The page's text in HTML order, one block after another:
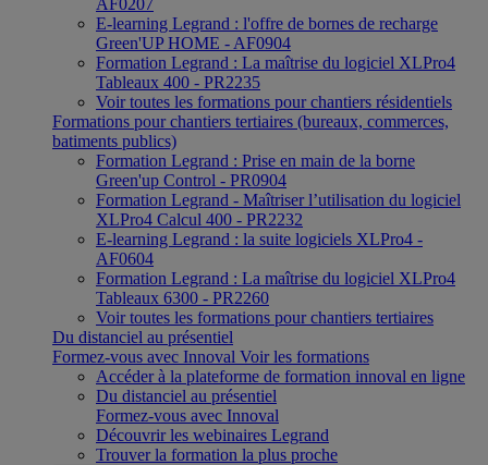
AF0207
E-learning Legrand : l'offre de bornes de recharge
Green'UP HOME - AF0904
Formation Legrand : La maîtrise du logiciel XLPro4
Tableaux 400 - PR2235
Voir toutes les formations pour chantiers résidentiels
Formations pour chantiers tertiaires (bureaux, commerces,
batiments publics)
Formation Legrand : Prise en main de la borne
Green'up Control - PR0904
Formation Legrand - Maîtriser l’utilisation du logiciel
XLPro4 Calcul 400 - PR2232
E-learning Legrand : la suite logiciels XLPro4 -
AF0604
Formation Legrand : La maîtrise du logiciel XLPro4
Tableaux 6300 - PR2260
Voir toutes les formations pour chantiers tertiaires
Du distanciel au présentiel
Formez-vous avec Innoval Voir les formations
Accéder à la plateforme de formation innoval en ligne
Du distanciel au présentiel
Formez-vous avec Innoval
Découvrir les webinaires Legrand
Trouver la formation la plus proche